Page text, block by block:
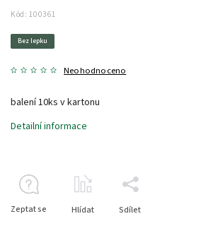
Kód: 100361
Bez lepku
Neohodnoceno
balení 10ks v kartonu
Detailní informace
Zeptat se Hlídat Sdílet